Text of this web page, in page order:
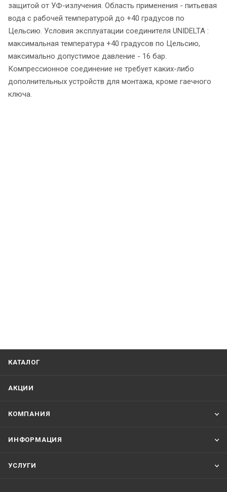
защитой от УФ-излучения. Область применения - питьевая
вода с рабочей температурой до +40 градусов по
Цельсию. Условия эксплуатации соединителя UNIDELTA :
максимальная температура +40 градусов по Цельсию,
максимально допустимое давление - 16 бар.
Компрессионное соединение не требует каких-либо
дополнительных устройств для монтажа, кроме гаечного
ключа.
КАТАЛОГ
АКЦИИ
КОМПАНИЯ
ИНФОРМАЦИЯ
УСЛУГИ